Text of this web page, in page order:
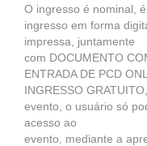
O ingresso é nominal,
ingresso em forma
impressa, juntamente
com DOCUMENTO
ENTRADA DE PCD
INGRESSO
evento, o usuário só
acesso ao
evento, mediante a